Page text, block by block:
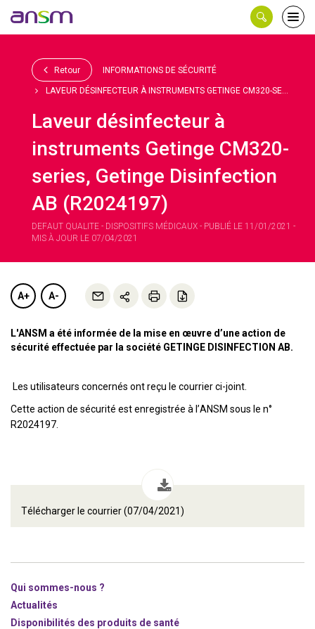
le
Retour INFORMATIONS DE SÉCURITÉ
LAVEUR DÉSINFECTEUR À INSTRUMENTS GETINGE CM320-SE...
Laveur désinfecteur à
instruments Getinge CM320-
series, Getinge Disinfection
AB (R2024197)
DEFAUT QUALITE - DISPOSITIFS MÉDICAUX - PUBLIÉ LE 11/01/2021 -
MIS À JOUR LE 07/04/2021
A+ A-
L'ANSM a été informée de la mise en œuvre d’une action de
sécurité effectuée par la société GETINGE DISINFECTION AB.
Les utilisateurs concernés ont reçu le courrier ci-joint.
Cette action de sécurité est enregistrée à l’ANSM sous le n°
R2024197.
Télécharger le courrier (07/04/2021)
Qui sommes-nous ?
Actualités
Disponibilités des produits de santé